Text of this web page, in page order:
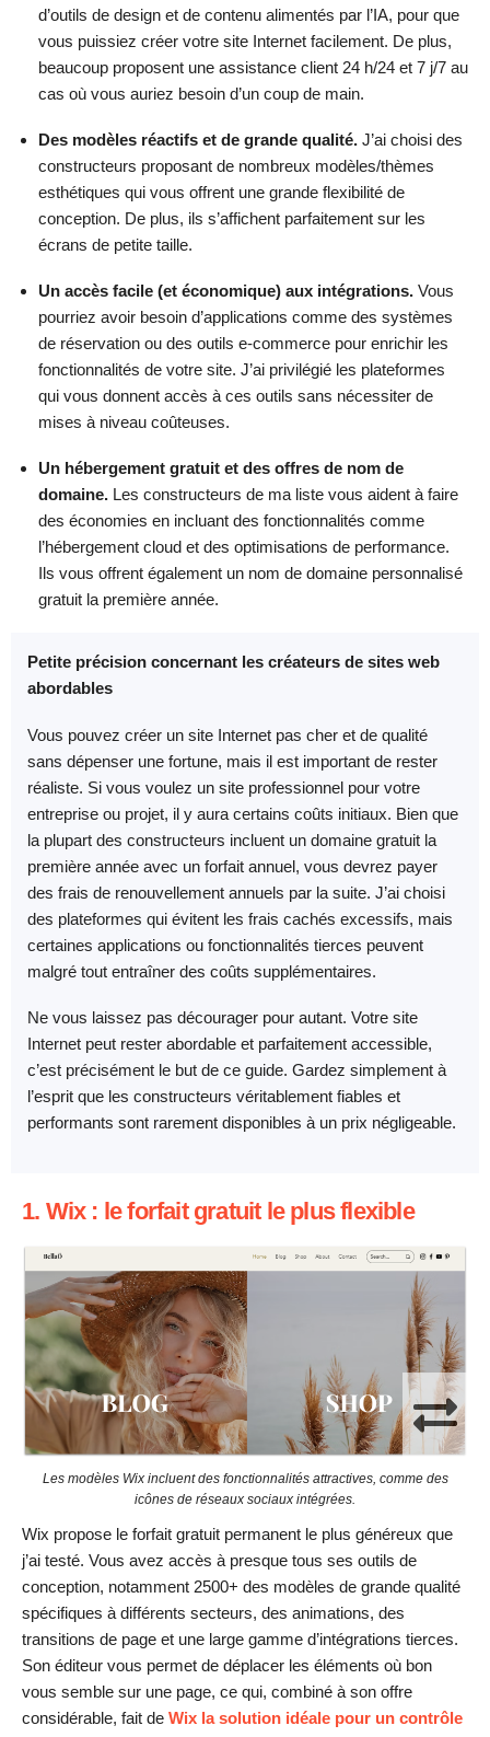
d’outils de design et de contenu alimentés par l’IA, pour que
vous puissiez créer votre site Internet facilement. De plus,
beaucoup proposent une assistance client 24 h/24 et 7 j/7 au
cas où vous auriez besoin d’un coup de main.
Des modèles réactifs et de grande qualité. J’ai choisi des
constructeurs proposant de nombreux modèles/thèmes
esthétiques qui vous offrent une grande flexibilité de
conception. De plus, ils s’affichent parfaitement sur les
écrans de petite taille.
Un accès facile (et économique) aux intégrations. Vous
pourriez avoir besoin d’applications comme des systèmes
de réservation ou des outils e-commerce pour enrichir les
fonctionnalités de votre site. J’ai privilégié les plateformes
qui vous donnent accès à ces outils sans nécessiter de
mises à niveau coûteuses.
Un hébergement gratuit et des offres de nom de
domaine. Les constructeurs de ma liste vous aident à faire
des économies en incluant des fonctionnalités comme
l’hébergement cloud et des optimisations de performance.
Ils vous offrent également un nom de domaine personnalisé
gratuit la première année.
Petite précision concernant les créateurs de sites web
abordables
Vous pouvez créer un site Internet pas cher et de qualité
sans dépenser une fortune, mais il est important de rester
réaliste. Si vous voulez un site professionnel pour votre
entreprise ou projet, il y aura certains coûts initiaux. Bien que
la plupart des constructeurs incluent un domaine gratuit la
première année avec un forfait annuel, vous devrez payer
des frais de renouvellement annuels par la suite. J’ai choisi
des plateformes qui évitent les frais cachés excessifs, mais
certaines applications ou fonctionnalités tierces peuvent
malgré tout entraîner des coûts supplémentaires.
Ne vous laissez pas décourager pour autant. Votre site
Internet peut rester abordable et parfaitement accessible,
c’est précisément le but de ce guide. Gardez simplement à
l’esprit que les constructeurs véritablement fiables et
performants sont rarement disponibles à un prix négligeable.
1. Wix : le forfait gratuit le plus flexible
Les modèles Wix incluent des fonctionnalités attractives, comme des
icônes de réseaux sociaux intégrées.
Wix propose le forfait gratuit permanent le plus généreux que
j’ai testé. Vous avez accès à presque tous ses outils de
conception, notamment 2500+ des modèles de grande qualité
spécifiques à différents secteurs, des animations, des
transitions de page et une large gamme d’intégrations tierces.
Son éditeur vous permet de déplacer les éléments où bon
vous semble sur une page, ce qui, combiné à son offre
considérable, fait de Wix la solution idéale pour un contrôle